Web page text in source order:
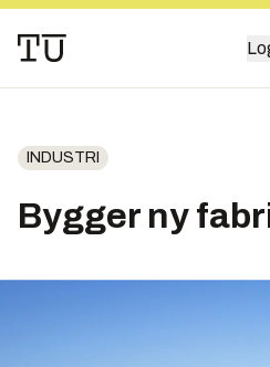
INDUSTRI
Bygger ny